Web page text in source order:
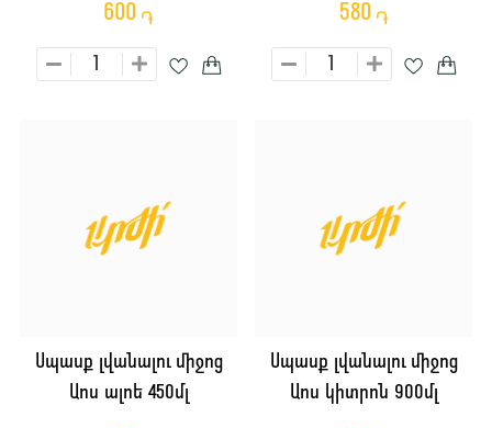
600 ֏ 580 ֏
Սպասք լվանալու միջոց
Աոս ալոե 450մլ
Սպասք լվանալու միջոց
Աոս կիտրոն 900մլ